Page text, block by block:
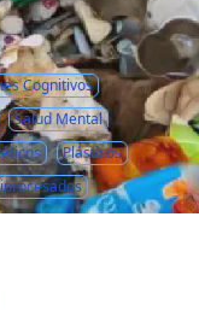
Cognitivos
Salud Mental
Plásticos